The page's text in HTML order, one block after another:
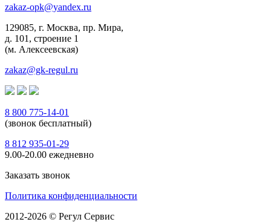
zakaz-opk@yandex.ru
129085, г. Москва, пр. Мира,
д. 101, строение 1
(м. Алексеевская)
zakaz@gk-regul.ru
8 800 775-14-01
(звонок бесплатный)
8 812 935-01-29
9.00-20.00 ежедневно
Заказать звонок
Политика конфиденциальности
2012-2026 © Регул Сервис